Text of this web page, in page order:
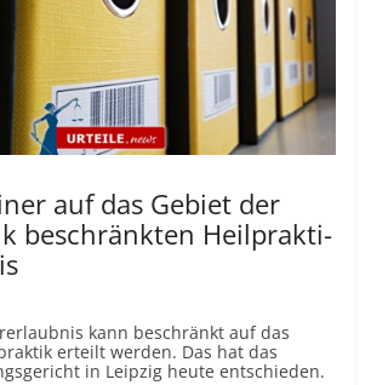
auf das Gebiet der
beschränkten Heilprakti­
kann beschränkt auf das
erteilt werden. Das hat das
in Leipzig heute entschieden.